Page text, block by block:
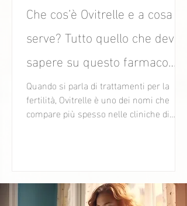
Che cos’è Ovitrelle e a cosa
serve? Tutto quello che devi
sapere su questo farmaco
per la fertilità.
Quando si parla di trattamenti per la
fertilità, Ovitrelle è uno dei nomi che
compare più spesso nelle cliniche di